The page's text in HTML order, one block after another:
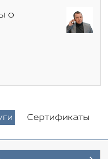
о
Сертификаты